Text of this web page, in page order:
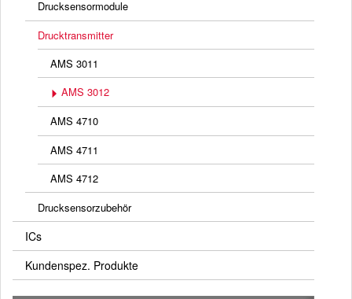
Drucksensormodule
Drucktransmitter
AMS 3011
AMS 3012
AMS 4710
AMS 4711
AMS 4712
Drucksensorzubehör
ICs
Kundenspez. Produkte